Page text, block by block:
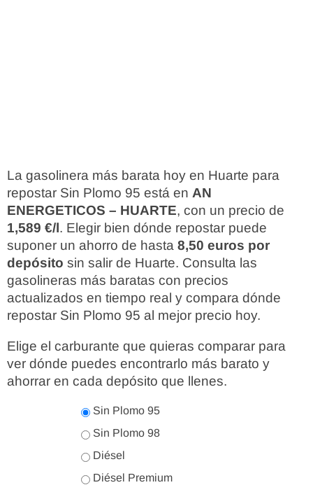
La gasolinera más barata hoy en Huarte para
repostar Sin Plomo 95 está en AN
ENERGETICOS – HUARTE, con un precio de
1,589 €/l. Elegir bien dónde repostar puede
suponer un ahorro de hasta 8,50 euros por
depósito sin salir de Huarte. Consulta las
gasolineras más baratas con precios
actualizados en tiempo real y compara dónde
repostar Sin Plomo 95 al mejor precio hoy.
Elige el carburante que quieras comparar para
ver dónde puedes encontrarlo más barato y
ahorrar en cada depósito que llenes.
Sin Plomo 95
Sin Plomo 98
Diésel
Diésel Premium